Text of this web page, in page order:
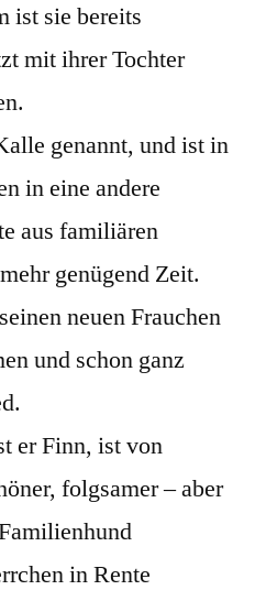
ist sie bereits
mit ihrer Tochter
genannt, und ist in
in eine andere
aus familiären
genügend Zeit.
neuen Frauchen
und schon ganz
er Finn, ist von
folgsamer – aber
in Rente